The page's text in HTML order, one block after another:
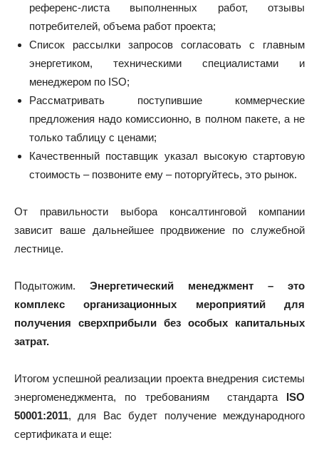
референс-листа выполненных работ, отзывы
потребителей, объема работ проекта;
Список рассылки запросов согласовать с главным
энергетиком, техническими специалистами и
менеджером по ISO;
Рассматривать поступившие коммерческие
предложения надо комиссионно, в полном пакете, а не
только таблицу с ценами;
Качественный поставщик указал высокую стартовую
стоимость – позвоните ему – поторгуйтесь, это рынок.
От правильности выбора консалтинговой компании
зависит ваше дальнейшее продвижение по служебной
лестнице.
Подытожим. Энергетический менеджмент – это
комплекс организационных мероприятий для
получения сверхприбыли без особых капитальных
затрат.
Итогом успешной реализации проекта внедрения системы
энергоменеджмента, по требованиям стандарта ISO
50001:2011, для Вас будет получение международного
сертификата и еще: